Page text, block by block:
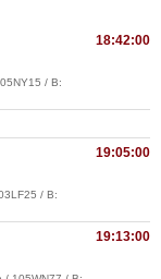
18:42:00
/ B:
19:05:00
/ B:
19:13:00